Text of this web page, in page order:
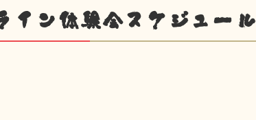
イン体験会スケジュール